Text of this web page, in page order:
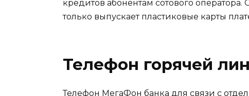
кредитов абонентам сотового
только выпускает пластиковые карты
Телефон горячей
Телефон МегаФон банка для связи с